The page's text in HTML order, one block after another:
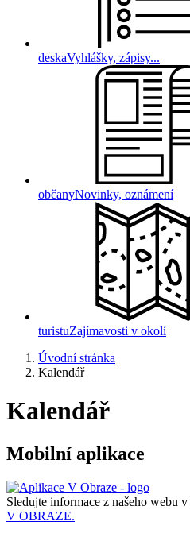
deskaVyhlášky, zápisy...
občanyNovinky, oznámení
turistuZajímavosti v okolí
Úvodní stránka
Kalendář
Kalendář
Mobilní aplikace
Sledujte informace z našeho webu v
V OBRAZE.